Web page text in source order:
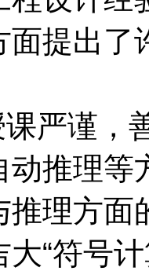
面提出了
严谨，
动推理等
推理方
“符号